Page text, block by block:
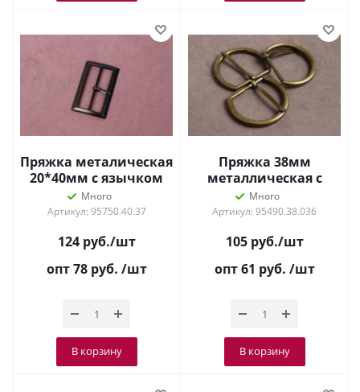
Пряжка металическая
20*40мм с язычком
Черный
Много
Артикул: 95750.40.37
124руб./шт
опт 78 руб. /шт
В корзину
Пряжка 38мм
металлическая с
язычком Антик
Много
Артикул: 95490.38.036
105руб./шт
опт 61 руб. /шт
В корзину